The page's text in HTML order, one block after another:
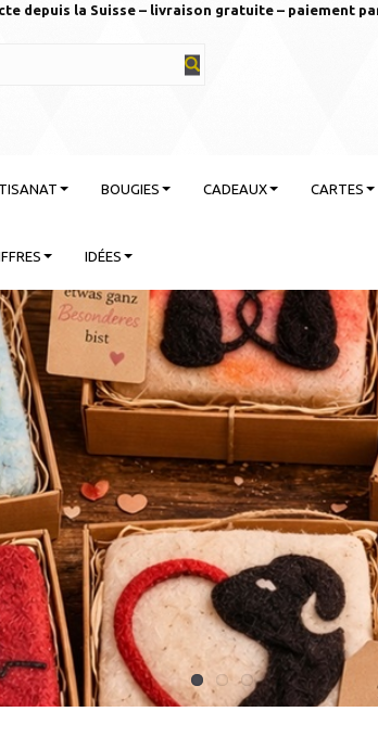
depuis la Suisse – livraison gratuite – paiement
BOUGIES CADEAUX CARTES
IDÉES